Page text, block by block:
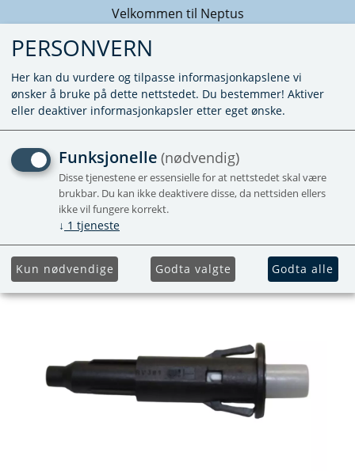
Velkommen til Neptus
SR PIEZO IGNITER GREY
PERSONVERN
Her kan du vurdere og tilpasse informasjonkapslene vi
ønsker å bruke på dette nettstedet. Du bestemmer! Aktiver
eller deaktiver informasjonkapsler etter eget ønske.
Funksjonelle (nødvendig)
Disse tjenestene er essensielle for at nettstedet skal være
brukbar. Du kan ikke deaktivere disse, da nettsiden ellers
ikke vil fungere korrekt.
↓ 1 tjeneste
Kun nødvendige Godta valgte Godta alle